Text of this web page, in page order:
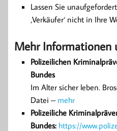
Lassen Sie unaufgefordert
‚Verkäufer‘ nicht in Ihre
Mehr Informationen
Polizeilichen
Bundes
Im Alter sicher leben.
Datei – mehr
Polizeiliche
Bundes: https://